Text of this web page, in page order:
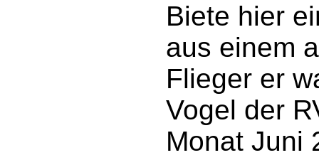
Biete hier
aus einem
Flieger er
Vogel der
Monat Juni